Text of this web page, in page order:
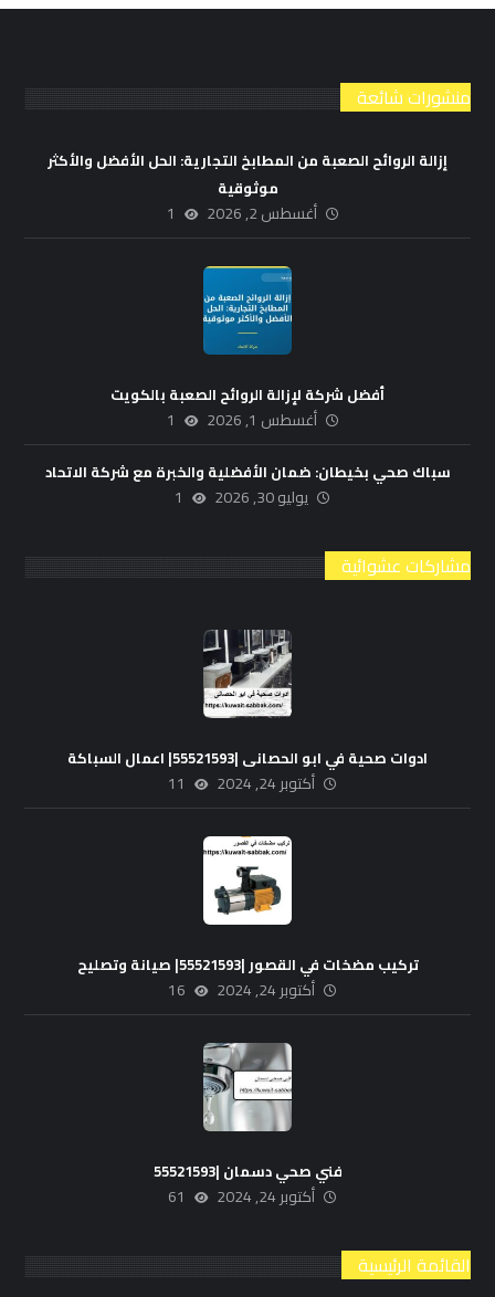
منشورات شائعة
إزالة الروائح الصعبة من المطابخ التجارية: الحل الأفضل والأكثر
موثوقية
أغسطس 2, 2026 1
أفضل شركة لإزالة الروائح الصعبة بالكويت
أغسطس 1, 2026 1
سباك صحي بخيطان: ضمان الأفضلية والخبرة مع شركة الاتحاد
يوليو 30, 2026 1
مشاركات عشوائية
ادوات صحية في ابو الحصانى |55521593| اعمال السباكة
أكتوبر 24, 2024 11
تركيب مضخات في القصور |55521593| صيانة وتصليح
أكتوبر 24, 2024 16
فني صحي دسمان |55521593
أكتوبر 24, 2024 61
القائمة الرئيسية